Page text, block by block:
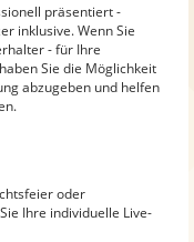
präsentiert -
inklusive. Wenn Sie
- für Ihre
Sie die Möglichkeit
abzugeben und helfen
oder
Ihre individuelle Live-